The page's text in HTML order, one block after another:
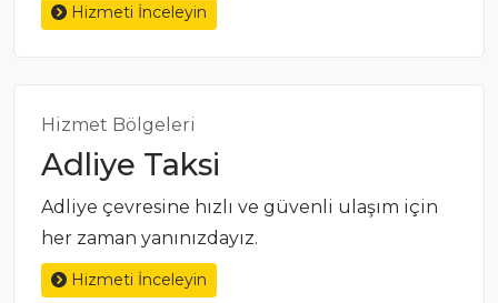
Hizmeti İnceleyin
Hizmet Bölgeleri
Adliye Taksi
Adliye çevresine hızlı ve güvenli ulaşım için
her zaman yanınızdayız.
Hizmeti İnceleyin